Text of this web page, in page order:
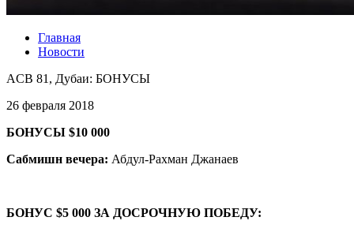
Главная
Новости
ACB 81, Дубаи: БОНУСЫ
26 февраля 2018
БОНУСЫ $10 000
Сабмишн вечера: Абдул-Рахман Джанаев
БОНУС $5 000 ЗА ДОСРОЧНУЮ ПОБЕДУ: